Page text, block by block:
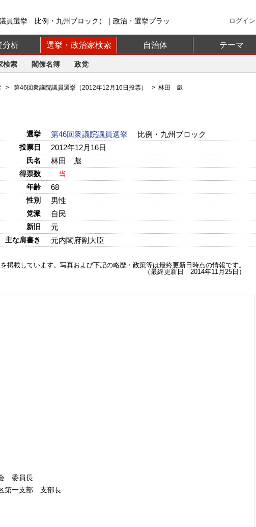
員選挙 比例・九州ブロック）｜政治・選挙プラッ
ログイン
分析 選挙・政治家検索 自治体 テーマ
検索 閣僚名簿 政党
> 第46回衆議院議員選挙（2012年12月16日投票） > 林田 彪
選挙 第46回衆議院議員選挙 比例・九州ブロック
投票日 2012年12月16日
氏名 林田 彪
得票数 当
年齢 68
性別 男性
党派 自民
新旧 元
主な肩書き 元内閣府副大臣
掲載しています。写真および下記の略歴・政策等は最終更新日時点の情報です。
（最終更新日 2014年11月25日）
委員長
第一支部 支部長